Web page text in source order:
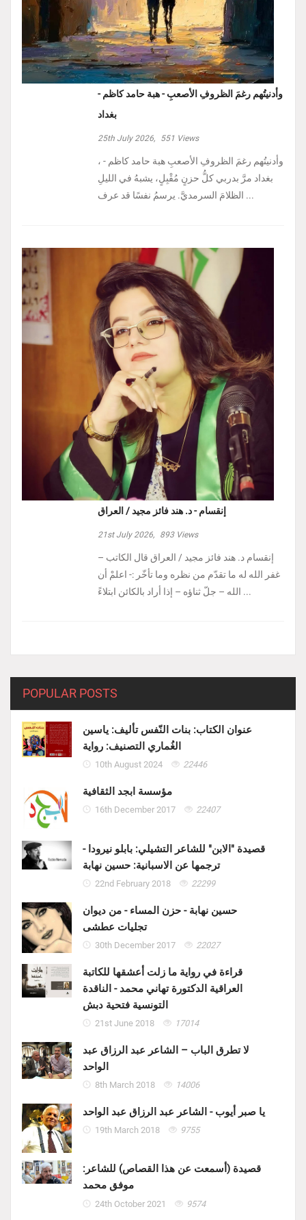
وأدنيتُهم رغمَ الظروفِ الأصعبِ - هبة حامد كاظم -
بغداد
25th July 2026, 551 Views
، وأدنيتُهم رغمَ الظروفِ الأصعبِ هبة حامد كاظم -
بغداد مرَّ بدربي كلُّ حزنٍ مُقْبِلٍ، يشبهُ في الليلِ
الظلامَ السرمديَّ. يرسمُ نفسًا قد عرف ...
إنقسام - د. هند فائز مجيد / العراق
21st July 2026, 893Views
إنقسام د. هند فائز مجيد / العراق ‏قال الكاتب –
غفر الله له ما تقدّم من نظره وما تأخّر :- ‏اعلمْ أن
الله – جلّ ثناؤه – إذا أراد بالكائن ابتلاءً ...
POPULAR POSTS
عنوان الكتاب: بنات النّفس تأليف: ياسين
الغُماري التصنيف: رواية
10th August 2024 22446
مؤسسة ابجد الثقافية
16th December 2017 22407
قصيدة "الابن" للشاعر التشيلي: بابلو نيرودا -
ترجمها عن الاسبانية: حسين نهابة
22nd February 2018 22299
حسين نهابة - حزن المساء - من ديوان
تجليات عطشى
30th December 2017 22027
قراءة في رواية ما زلت أعشقها للكاتبة
العراقية الدكتورة تهاني محمد - الناقدة
التونسية فتحية دبش
21st June 2018 17014
لا تطرق الباب – الشاعر عبد الرزاق عبد
الواحد
8th March 2018 14006
يا صبر أيوب - الشاعر عبد الرزاق عبد الواحد
19th March 2018 9755
قصيدة (أسمعت عن هذا القصاص) للشاعر:
موفق محمد
24th October 2021 9574